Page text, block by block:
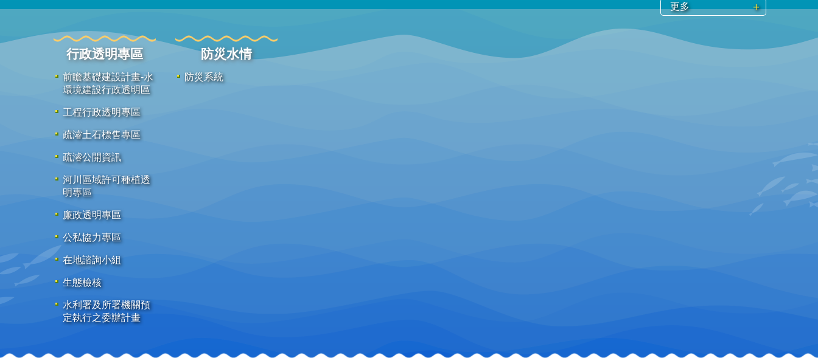
更多
行政透明專區
前瞻基礎建設計畫-水
環境建設行政透明區
工程行政透明專區
疏濬土石標售專區
疏濬公開資訊
河川區域許可種植透
明專區
廉政透明專區
公私協力專區
在地諮詢小組
生態檢核
水利署及所署機關預
定執行之委辦計畫
防災水情
防災系統